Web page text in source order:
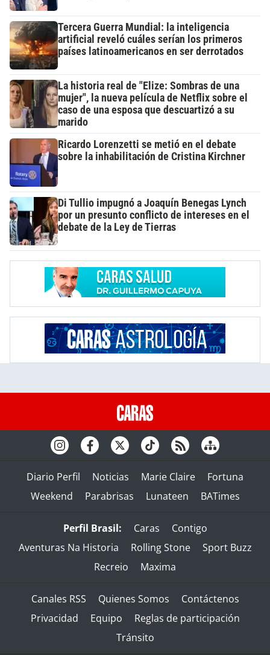
Tercera Guerra Mundial: la inteligencia
artificial reveló cuáles serían los primeros
países latinoamericanos en ser derrotados
La historia real de "Elize: Sombras de una
mujer", la nueva película de Netflix sobre el
caso de una esposa que descuartizó a su
marido
Ricardo Lorenzetti se metió en el debate
sobre la inhabilitación de Cristina Kirchner
Di Tullio impugnó a Joaquín Benegas Lynch
por un presunto conflicto de intereses en el
debate de la Ley de Tierras
Diario Perfil Noticias Marie Claire
Fortuna
Weekend
Parabrisas Lunateen BATimes
Perfil Brasil: Caras
Contigo
Aventuras Na Historia
Rolling Stone
Sport Buzz
Recreio
Maxima
Canales RSS Quienes Somos
Contáctenos
Privacidad
Equipo
Reglas de participación
Tránsito